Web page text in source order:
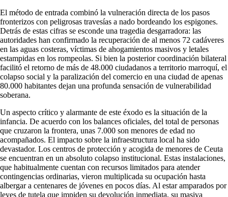
El método de entrada combinó la vulneración directa de los pasos
fronterizos con peligrosas travesías a nado bordeando los espigones.
Detrás de estas cifras se esconde una tragedia desgarradora: las
autoridades han confirmado la recuperación de al menos 72 cadáveres
en las aguas costeras, víctimas de ahogamientos masivos y letales
estampidas en los rompeolas. Si bien la posterior coordinación bilateral
facilitó el retorno de más de 48.000 ciudadanos a territorio marroquí, el
colapso social y la paralización del comercio en una ciudad de apenas
80.000 habitantes dejan una profunda sensación de vulnerabilidad
soberana.
Un aspecto crítico y alarmante de este éxodo es la situación de la
infancia. De acuerdo con los balances oficiales, del total de personas
que cruzaron la frontera, unas 7.000 son menores de edad no
acompañados. El impacto sobre la infraestructura local ha sido
devastador. Los centros de protección y acogida de menores de Ceuta
se encuentran en un absoluto colapso institucional. Estas instalaciones,
que habitualmente cuentan con recursos limitados para atender
contingencias ordinarias, vieron multiplicada su ocupación hasta
albergar a centenares de jóvenes en pocos días. Al estar amparados por
leyes de tutela que impiden su devolución inmediata, su masiva